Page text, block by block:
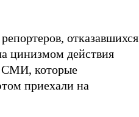
отказавшихся
цинизмом действия
СМИ, которые
приехали на